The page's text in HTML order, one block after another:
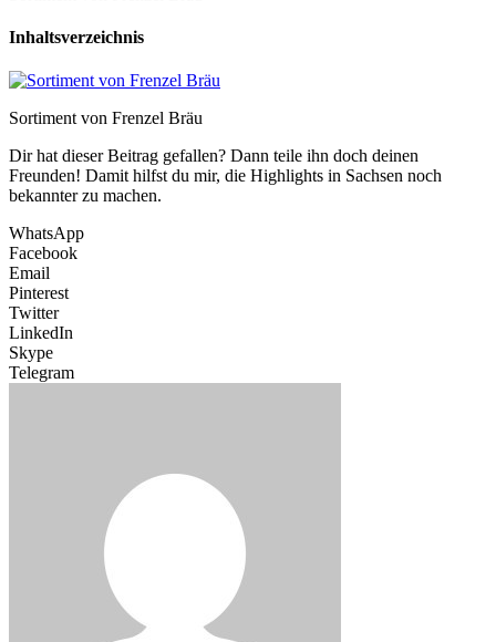
Inhaltsverzeichnis
Sortiment von Frenzel Bräu
Dir hat dieser Beitrag gefallen? Dann teile ihn doch deinen
Freunden! Damit hilfst du mir, die Highlights in Sachsen noch
bekannter zu machen.
WhatsApp
Facebook
Email
Pinterest
Twitter
LinkedIn
Skype
Telegram